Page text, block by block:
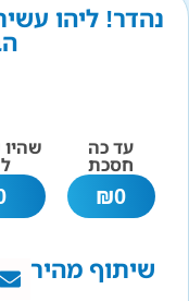
נהדר! ליהו
עד כה
חסכת
0
₪
שהיו
שיתוף מהיר